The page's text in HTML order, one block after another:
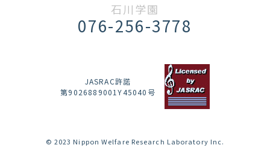
石川学園
076-256-3778
JASRAC許諾
第9026889001Y45040号
© 2023 Nippon Welfare Research Laboratory Inc.